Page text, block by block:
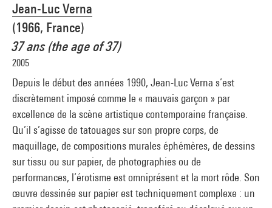
Jean-Luc Verna
(1966, France)
37 ans (the age of 37)
2005
Depuis le début des années 1990, Jean-Luc Verna s’est
discrètement imposé comme le « mauvais garçon » par
excellence de la scène artistique contemporaine française.
Qu’il s’agisse de tatouages sur son propre corps, de
maquillage, de compositions murales éphémères, de dessins
sur tissu ou sur papier, de photographies ou de
performances, l’érotisme est omniprésent et la mort rôde. Son
œuvre dessinée sur papier est techniquement complexe : un
Crédit photographique : Centre Pompidou, MNAM-CCI/Philippe Migeat/Dist.
GrandPalaisRmn
Réf. image : 4N03723
Diffusion image :GrandPalaisRmnPhoto